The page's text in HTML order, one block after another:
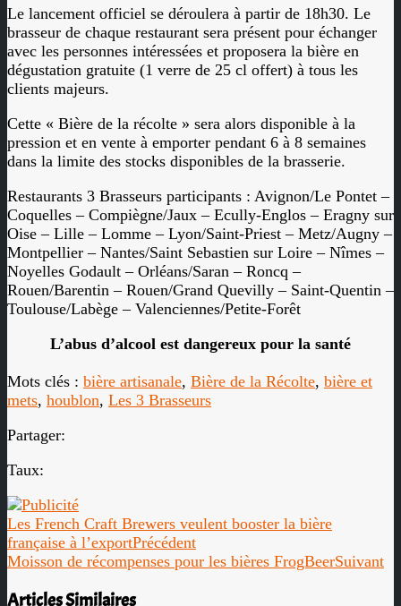
Le lancement officiel se déroulera à partir de 18h30. Le
brasseur de chaque restaurant sera présent pour échanger
avec les personnes intéressées et proposera la bière en
dégustation gratuite (1 verre de 25 cl offert) à tous les
clients majeurs.
Cette « Bière de la récolte » sera alors disponible à la
pression et en vente à emporter pendant 6 à 8 semaines
dans la limite des stocks disponibles de la brasserie.
Restaurants 3 Brasseurs participants : Avignon/Le Pontet –
Coquelles – Compiègne/Jaux – Ecully-Englos – Eragny sur
Oise – Lille – Lomme – Lyon/Saint-Priest – Metz/Augny –
Montpellier – Nantes/Saint Sebastien sur Loire – Nîmes –
Noyelles Godault – Orléans/Saran – Roncq –
Rouen/Barentin – Rouen/Grand Quevilly – Saint-Quentin –
Toulouse/Labège – Valenciennes/Petite-Forêt
L’abus d’alcool est dangereux pour la santé
Mots clés : bière artisanale, Bière de la Récolte, bière et
mets, houblon, Les 3 Brasseurs
Partager:
Taux:
Les French Craft Brewers veulent booster la bière
française à l’exportPrécédent
Moisson de récompenses pour les bières FrogBeerSuivant
Articles Similaires